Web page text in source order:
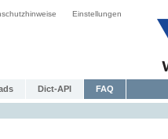
Einstellungen
Dict-API FAQ